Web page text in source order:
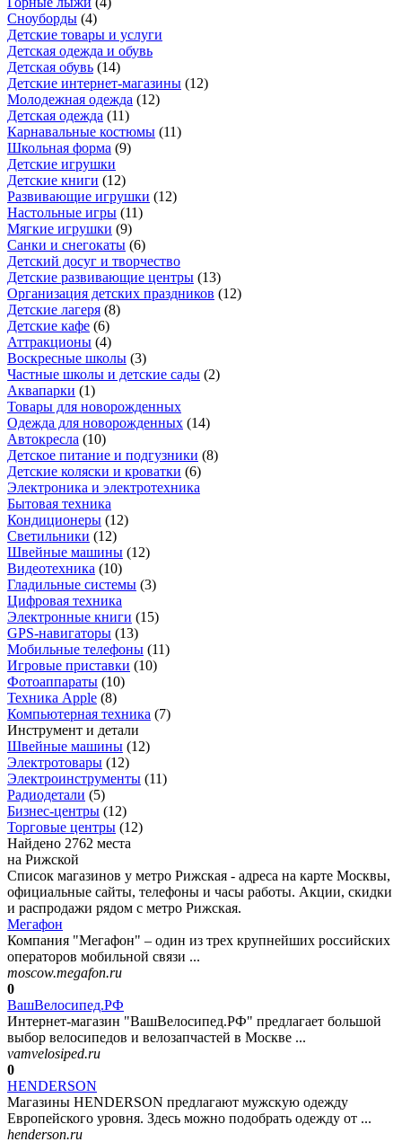
Сноуборды (4)
Детские товары и услуги
Детская одежда и обувь
Детская обувь (14)
Детские интернет-магазины (12)
Молодежная одежда (12)
Детская одежда (11)
Карнавальные костюмы (11)
Школьная форма (9)
Детские игрушки
Детские книги (12)
Развивающие игрушки (12)
Настольные игры (11)
Мягкие игрушки (9)
Санки и снегокаты (6)
Детский досуг и творчество
Детские развивающие центры (13)
Организация детских праздников (12)
Детские лагеря (8)
Детские кафе (6)
Аттракционы (4)
Воскресные школы (3)
Частные школы и детские сады (2)
Аквапарки (1)
Товары для новорожденных
Одежда для новорожденных (14)
Автокресла (10)
Детское питание и подгузники (8)
Детские коляски и кроватки (6)
Электроника и электротехника
Бытовая техника
Кондиционеры (12)
Светильники (12)
Швейные машины (12)
Видеотехника (10)
Гладильные системы (3)
Цифровая техника
Электронные книги (15)
GPS-навигаторы (13)
Мобильные телефоны (11)
Игровые приставки (10)
Фотоаппараты (10)
Техника Apple (8)
Компьютерная техника (7)
Инструмент и детали
Швейные машины (12)
Электротовары (12)
Электроинструменты (11)
Радиодетали (5)
Бизнес-центры (12)
Торговые центры (12)
Найдено 2762 места
на Рижской
Список магазинов у метро Рижская - адреса на карте Москвы,
официальные сайты, телефоны и часы работы. Акции, скидки
и распродажи рядом с метро Рижская.
Мегафон
Компания "Мегафон" – один из трех крупнейших российских
операторов мобильной связи ...
moscow.megafon.ru
0
ВашВелосипед.РФ
Интернет-магазин "ВашВелосипед.РФ" предлагает большой
выбор велосипедов и велозапчастей в Москве ...
vamvelosiped.ru
0
HENDERSON
Магазины HENDERSON предлагают мужскую одежду
Европейского уровня. Здесь можно подобрать одежду от ...
henderson.ru